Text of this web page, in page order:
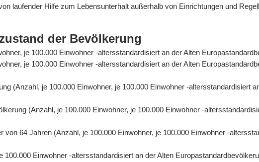
laufender Hilfe zum Lebensunterhalt außerhalb von Einrichtungen und
der Bevölkerung
je 100.000 Einwohner -altersstandardisiert an der Alten
je 100.000 Einwohner -altersstandardisiert an der Alten
(Anzahl, je 100.000 Einwohner, je 100.000 Einwohner -altersstandardisiert
(Anzahl, je 100.000 Einwohner, je 100.000 Einwohner -
von 64 Jahren (Anzahl, je 100.000 Einwohner, je 100.000 Einwohner -
100.000 Einwohner -altersstandardisiert an der Alten